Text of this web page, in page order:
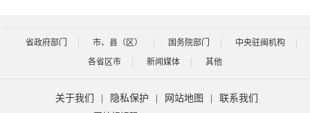
省政府部门 市、县（区） 国务院部门
中央驻闽机构
各省区市
新闻媒体 其他
关于我们 隐私保护 网站地图
联系我们